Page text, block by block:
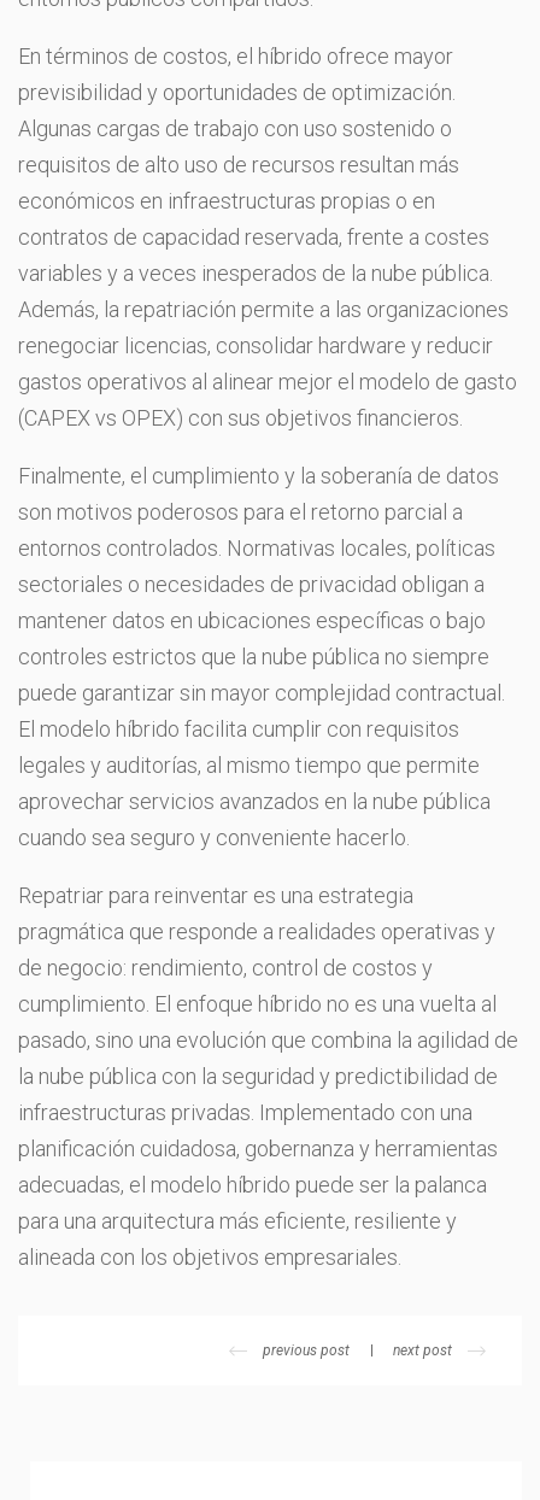
En términos de costos, el híbrido ofrece mayor
previsibilidad y oportunidades de optimización.
Algunas cargas de trabajo con uso sostenido o
requisitos de alto uso de recursos resultan más
económicos en infraestructuras propias o en
contratos de capacidad reservada, frente a costes
variables y a veces inesperados de la nube pública.
Además, la repatriación permite a las organizaciones
renegociar licencias, consolidar hardware y reducir
gastos operativos al alinear mejor el modelo de gasto
(CAPEX vs OPEX) con sus objetivos financieros.
Finalmente, el cumplimiento y la soberanía de datos
son motivos poderosos para el retorno parcial a
entornos controlados. Normativas locales, políticas
sectoriales o necesidades de privacidad obligan a
mantener datos en ubicaciones específicas o bajo
controles estrictos que la nube pública no siempre
puede garantizar sin mayor complejidad contractual.
El modelo híbrido facilita cumplir con requisitos
legales y auditorías, al mismo tiempo que permite
aprovechar servicios avanzados en la nube pública
cuando sea seguro y conveniente hacerlo.
Repatriar para reinventar es una estrategia
pragmática que responde a realidades operativas y
de negocio: rendimiento, control de costos y
cumplimiento. El enfoque híbrido no es una vuelta al
pasado, sino una evolución que combina la agilidad de
la nube pública con la seguridad y predictibilidad de
infraestructuras privadas. Implementado con una
planificación cuidadosa, gobernanza y herramientas
adecuadas, el modelo híbrido puede ser la palanca
para una arquitectura más eficiente, resiliente y
alineada con los objetivos empresariales.
previous post next post